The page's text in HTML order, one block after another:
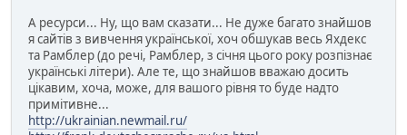
А ресурси... Ну, що вам сказати... Не дуже багато знайшов
я сайтів з вивчення української, хоч обшукав весь Яхдекс
та Рамблер (до речі, Рамблер, з січня цього року розпізнає
українські літери). Але те, що знайшов вважаю досить
цікавим, хоча, може, для вашого рівня то буде надто
примітивне...
http://ukrainian.newmail.ru/